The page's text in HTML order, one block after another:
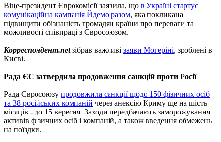
Віце-президент Єврокомісії заявила, що в Україні стартує
комунікаційна кампанія Йдемо разом, яка покликана
підвищити обізнаність громадян країни про переваги та
можливості співпраці з Євросоюзом.
Корреспондент.netзібрав важливі заяви Могеріні, зроблені в
Києві.
Рада ЄС затвердила продовження санкцій проти Росії
Рада Євросоюзу продовжила санкції щодо 150 фізичних осіб
та 38 російських компаній через анексію Криму ще на шість
місяців - до 15 вересня. Заходи передбачають заморожування
активів фізичних осіб і компаній, а також введення обмежень
на поїздки.